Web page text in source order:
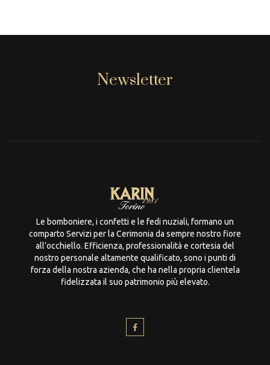
Newsletter
Le bomboniere, i confetti e le fedi nuziali, formano un
comparto Servizi per la Cerimonia da sempre nostro fiore
all’occhiello. Efficienza, professionalità e cortesia del
nostro personale altamente qualificato, sono i punti di
forza della nostra azienda, che ha nella propria clientela
fidelizzata il suo patrimonio più elevato.